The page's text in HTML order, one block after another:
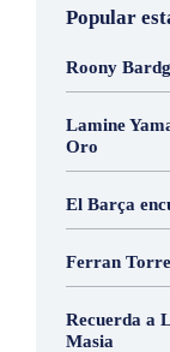
Popular
Roony
Lamine
Oro
El Barça
Ferran
Recuerda a
Masia